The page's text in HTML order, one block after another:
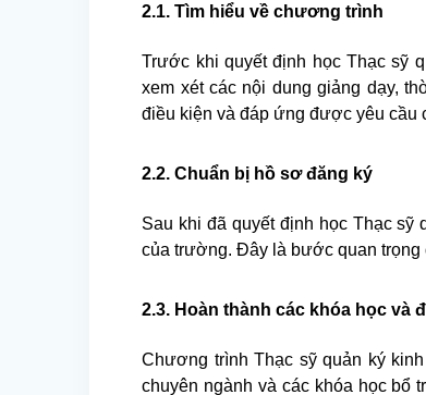
2.1. Tìm hiểu về chương trình
Trước khi quyết định học Thạc sỹ
xem xét các nội dung giảng dạy,
điều kiện và đáp ứng được yêu cầu
2.2. Chuẩn bị hồ sơ đăng ký
Sau khi đã quyết định học Thạc sỹ
của trường. Đây là bước quan trọng
2.3. Hoàn thành các khóa học và
Chương trình Thạc sỹ quản ký
chuyên ngành và các khóa học bổ